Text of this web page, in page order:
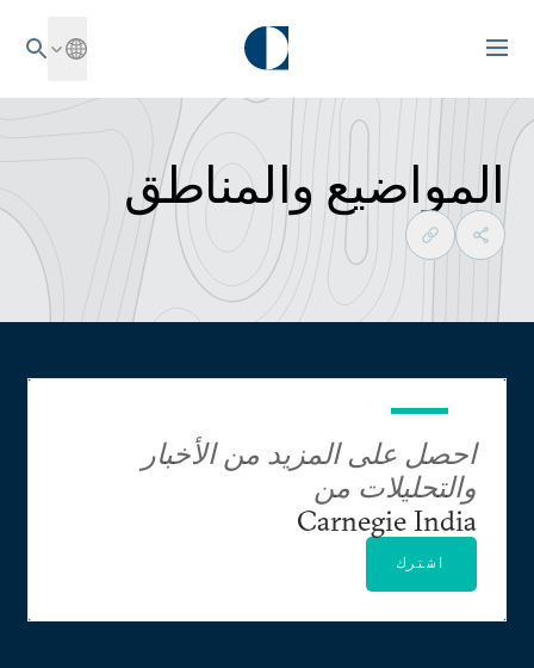
المواضيع والمناطق
احصل على المزيد من الأخبار
والتحليلات من
Carnegie India
اشترك